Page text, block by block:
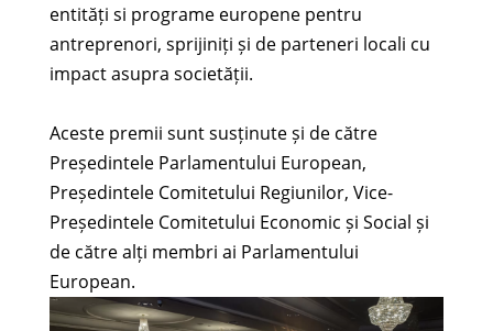
entități si programe europene pentru
antreprenori, sprijiniți și de parteneri locali cu
impact asupra societății.
Aceste premii sunt susținute și de către
Președintele Parlamentului European,
Președintele Comitetului Regiunilor, Vice-
Președintele Comitetului Economic și Social și
de către alți membri ai Parlamentului
European.